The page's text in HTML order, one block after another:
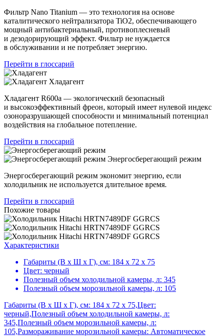
Фильтр Nano Titanium — это технология на основе
каталитического нейтрализатора TiO2, обеспечивающего
мощный антибактериальный, противоплесневый
и дезодорирующий эффект. Фильтр не нуждается
в обслуживании и не потребляет энергию.
Перейти в глоссарий
Хладагент
Хладагент R600a — экологический безопасный
и высокоэффективный фреон, который имеет нулевой индекс
озоноразрушающей способности и минимальный потенциал
воздействия на глобальное потепление.
Перейти в глоссарий
Энергосберегающий режим
Энергосберегающий режим экономит энергию, если
холодильник не используется длительное время.
Перейти в глоссарий
Похожие товары
Характеристики
Габариты (В х Ш х Г), см: 184 х 72 х 75
Цвет: черный
Полезный объем холодильной камеры, л: 345
Полезный объем морозильной камеры, л: 105
Габариты (В х Ш х Г), см: 184 х 72 х 75,Цвет:
черный,Полезный объем холодильной камеры, л:
345,Полезный объем морозильной камеры, л:
105,Размораживание морозильной камеры: Автоматическое